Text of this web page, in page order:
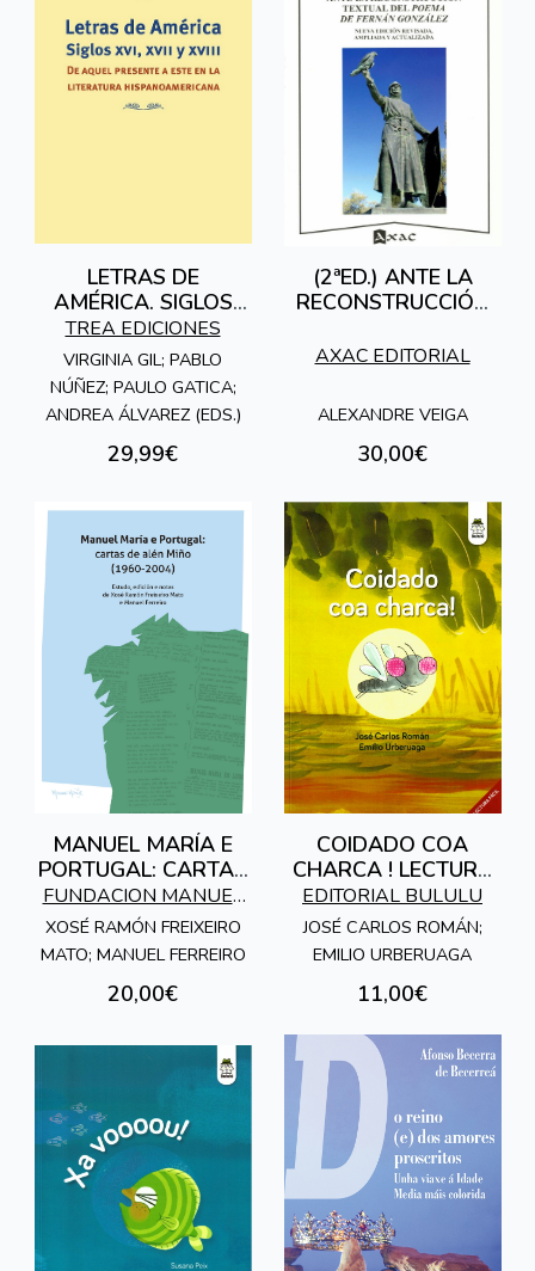
LETRAS DE
AMÉRICA. SIGLOS
XVI, XVII Y XVIII
TREA EDICIONES
VIRGINIA GIL; PABLO
NÚÑEZ; PAULO GATICA;
ANDREA ÁLVAREZ (EDS.)
29,99€
(2ªED.) ANTE LA
RECONSTRUCCIÓN
POEMA DE FERNÁN
AXAC EDITORIAL
ALEXANDRE VEIGA
30,00€
MANUEL MARÍA E
PORTUGAL: CARTAS
DE ALÉN DO MIÑO
(1960-2004)
FUNDACION MANUEL
MARIA
XOSÉ RAMÓN FREIXEIRO
MATO; MANUEL FERREIRO
20,00€
COIDADO COA
CHARCA ! LECTURA
FACIL
EDITORIAL BULULU
JOSÉ CARLOS ROMÁN;
EMILIO URBERUAGA
11,00€